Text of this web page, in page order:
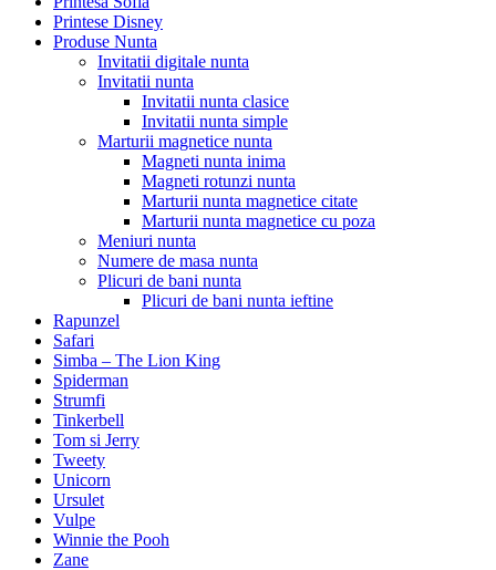
Printese Disney
Produse Nunta
Invitatii digitale nunta
Invitatii nunta
Invitatii nunta clasice
Invitatii nunta simple
Marturii magnetice nunta
Magneti nunta inima
Magneti rotunzi nunta
Marturii nunta magnetice citate
Marturii nunta magnetice cu poza
Meniuri nunta
Numere de masa nunta
Plicuri de bani nunta
Plicuri de bani nunta ieftine
Rapunzel
Safari
Simba – The Lion King
Spiderman
Strumfi
Tinkerbell
Tom si Jerry
Tweety
Unicorn
Ursulet
Vulpe
Winnie the Pooh
Zane